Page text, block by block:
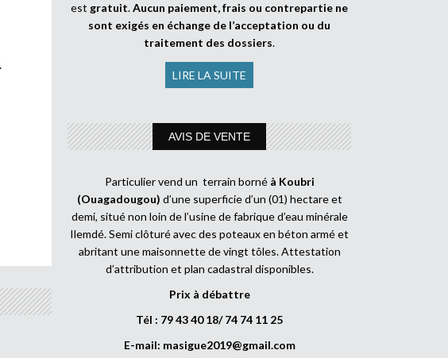
est gratuit.Aucun paiement, frais ou contrepartie ne
sont exigés en échange de l’acceptation ou du
traitement des dossiers.
LIRE LA SUITE
AVIS DE VENTE
Particulier vend un terrain borné à Koubri
(Ouagadougou) d’une superficie d’un (01) hectare et
demi, situé non loin de l’usine de fabrique d’eau minérale
Ilemdé. Semi clôturé avec des poteaux en béton armé et
abritant une maisonnette de vingt tôles. Attestation
d’attribution et plan cadastral disponibles.
Prix à débattre
Tél : 79 43 40 18/ 74 74 11 25
E-mail: masigue2019@gmail.com